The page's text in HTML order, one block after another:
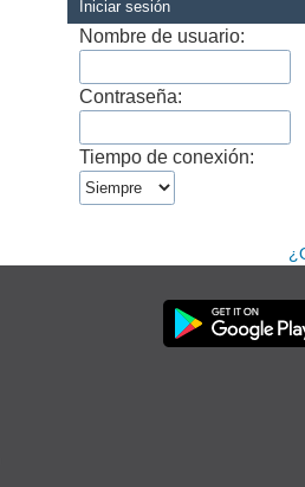
Iniciar sesión
Nombre de usuario:
Contraseña:
Tiempo de conexión: